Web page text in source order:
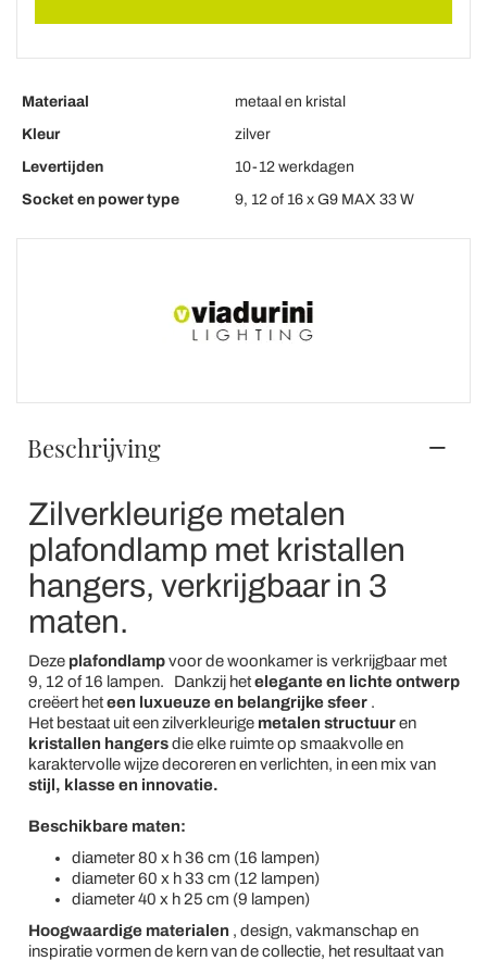
Materiaal
metaal en kristal
Kleur
zilver
Levertijden
10-12 werkdagen
Socket en power type
9, 12 of 16 x G9 MAX 33 W
Beschrijving
Zilverkleurige metalen
plafondlamp met kristallen
hangers, verkrijgbaar in 3
maten.
Deze plafondlampvoor de woonkamer is verkrijgbaar met
9, 12 of 16 lampen.
Dankzij hetelegante en lichte ontwerp
creëert heteen luxueuze en belangrijke sfeer.
Het bestaat uit een zilverkleurige metalen structuuren
kristallen hangersdie elke ruimte op smaakvolle en
karaktervolle wijze decoreren en verlichten, in een mix van
stijl, klasse en innovatie.
Beschikbare maten:
diameter 80 x h 36 cm (16 lampen)
diameter 60 x h 33 cm (12 lampen)
diameter 40 x h 25 cm (9 lampen)
Hoogwaardige materialen , design, vakmanschap en
inspiratie vormen de kern van de collectie, het resultaat van